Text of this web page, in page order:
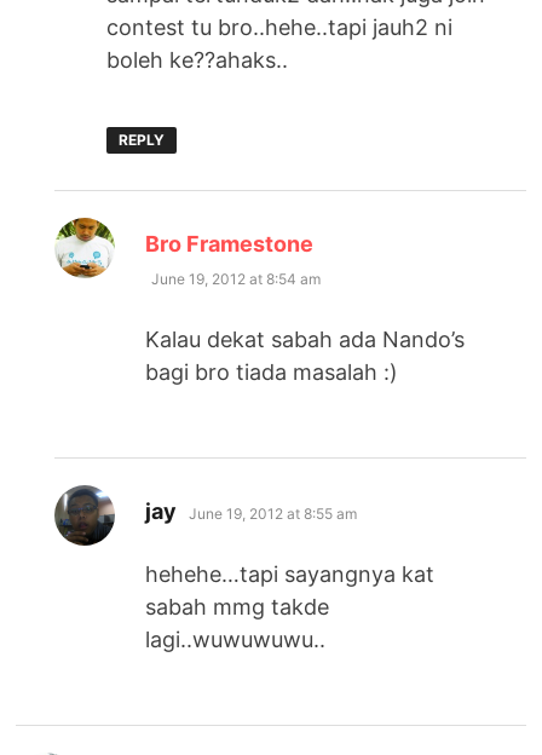
contest tu bro..hehe..tapi jauh2 ni
boleh ke??ahaks..
REPLY
Bro Framestone
June 19, 2012 at 8:54 am
Kalau dekat sabah ada Nando’s
bagi bro tiada masalah :)
jay says:
June 19, 2012 at 8:55 am
hehehe…tapi sayangnya kat
sabah mmg takde
lagi..wuwuwuwu..